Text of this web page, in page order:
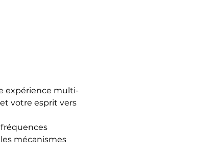
expérience multi-
votre esprit vers
mécanismes